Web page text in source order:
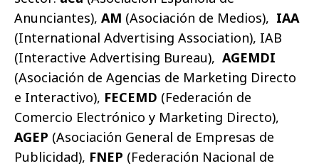
Anunciantes), AM (Asociación de Medios), IAA
(International Advertising Association), IAB
(Interactive Advertising Bureau), AGEMDI
(Asociación de Agencias de Marketing Directo
e Interactivo), FECEMD (Federación de
Comercio Electrónico y Marketing Directo),
AGEP (Asociación General de Empresas de
Publicidad), FNEP (Federación Nacional de